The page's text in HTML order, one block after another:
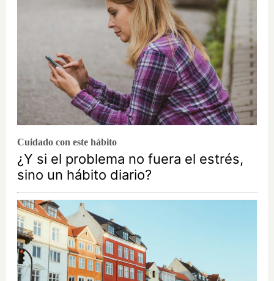
Cuidado con este hábito
¿Y si el problema no fuera el estrés,
sino un hábito diario?